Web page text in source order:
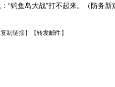
“钓鱼岛大战”打不起来。（防务新
复制链接】【转发邮件 】